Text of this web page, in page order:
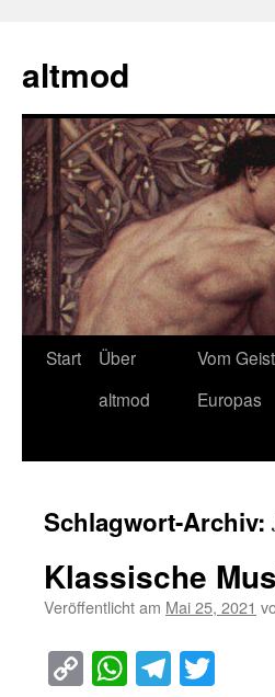
springen
altmod
Start
Über
altmod
Vom Geist
Europas
Schlagwort-Archiv:
Klassische
Veröffentlicht am Mai 25, 2021
CopyWhatsApp